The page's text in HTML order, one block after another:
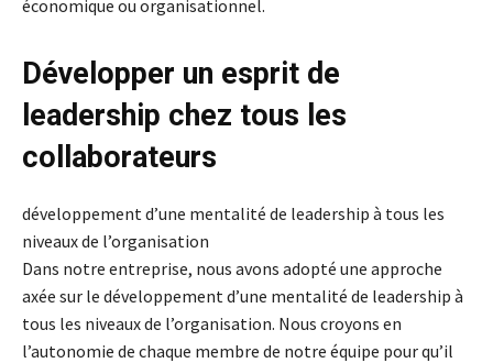
économique ou organisationnel.
Développer un esprit de
leadership chez tous les
collaborateurs
développement d’une mentalité de leadership à tous les
niveaux de l’organisation
Dans notre entreprise, nous avons adopté une approche
axée sur le développement d’une mentalité de leadership à
tous les niveaux de l’organisation. Nous croyons en
l’autonomie de chaque membre de notre équipe pour qu’il